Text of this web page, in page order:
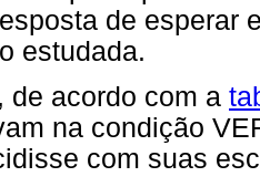
de esperar
estudada.
de acordo com a
na condição
com suas